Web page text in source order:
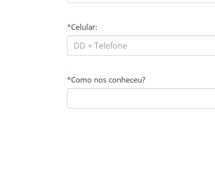
*Celular:
*Como nos conheceu?